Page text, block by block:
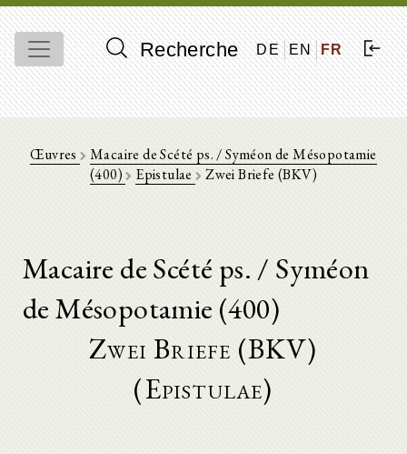
Recherche DE EN FR
Œuvres Macaire de Scété ps. / Syméon de Mésopotamie
(400) Epistulae Zwei Briefe (BKV)
Macaire de Scété ps. / Syméon
de Mésopotamie (400)
Zwei Briefe (BKV)
(Epistulae)